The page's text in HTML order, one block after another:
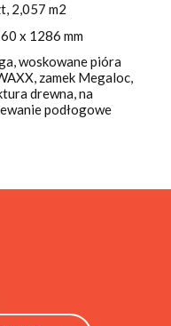
2,057 m2
x 1286 mm
woskowane pióra
zamek Megaloc,
drewna, na
podłogowe